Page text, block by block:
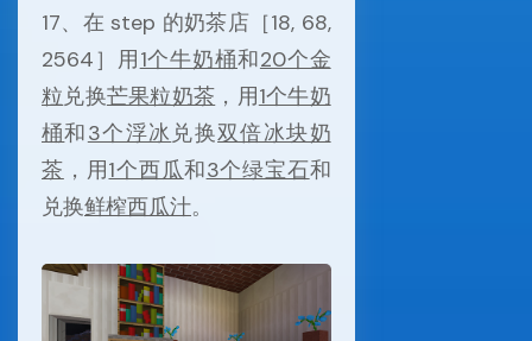
17、在 step 的奶茶店［18, 68,
2564］用1个牛奶桶和20个金
粒兑换芒果粒奶茶 ，用1个牛奶
桶和3个浮冰兑换双倍冰块奶
茶 ，用1个西瓜和3个绿宝石和
兑换鲜榨西瓜汁。